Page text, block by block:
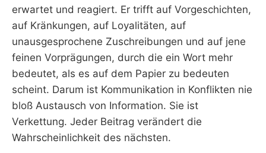
erwartet und reagiert. Er trifft auf Vorgeschichten,
auf Kränkungen, auf Loyalitäten, auf
unausgesprochene Zuschreibungen und auf jene
feinen Vorprägungen, durch die ein Wort mehr
bedeutet, als es auf dem Papier zu bedeuten
scheint. Darum ist Kommunikation in Konflikten nie
bloß Austausch von Information. Sie ist
Verkettung. Jeder Beitrag verändert die
Wahrscheinlichkeit des nächsten.